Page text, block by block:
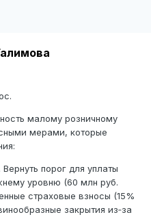
малому розничному
мерами, которые
порог для уплаты
уровню (60 млн руб.
страховые взносы (15%
закрытия из‑за